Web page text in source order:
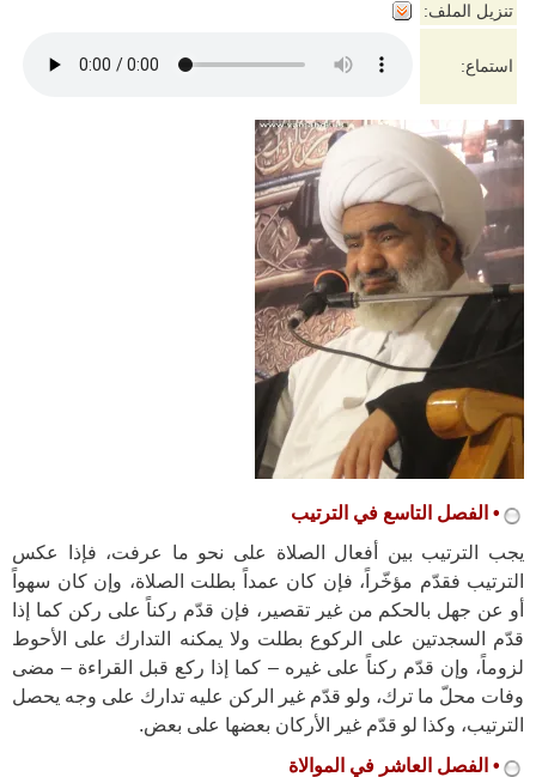
تنزيل الملف:
استماع:
• الفصل التاسع في الترتيب
يجب الترتيب بين أفعال الصلاة على نحو ما عرفت، فإذا عكس
الترتيب فقدّم مؤخّراً، فإن كان عمداً بطلت الصلاة، وإن كان سهواً
أو عن جهل بالحكم من غير تقصير، فإن قدّم ركناً على ركن كما إذا
قدّم السجدتين على الركوع بطلت ولا يمكنه التدارك على الأحوط
لزوماً، وإن قدّم ركناً على غيره – كما إذا ركع قبل القراءة – مضى
وفات محلّ ما ترك، ولو قدّم غير الركن عليه تدارك على وجه يحصل
الترتيب، وكذا لو قدّم غير الأركان بعضها على بعض.
• الفصل العاشر في الموالاة